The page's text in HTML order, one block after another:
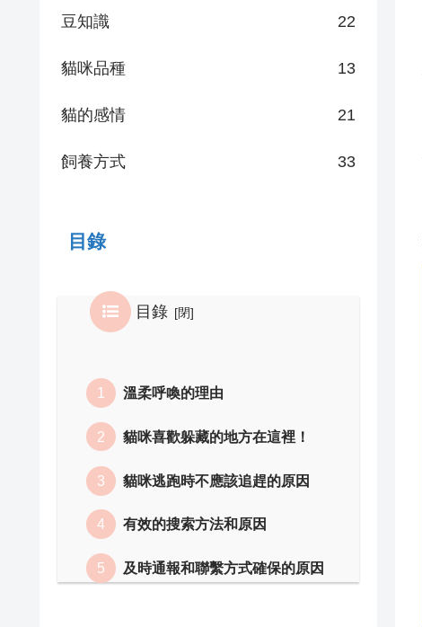
豆知識 22
貓咪品種 13
貓的感情 21
飼養方式 33
目錄
目錄
溫柔呼喚的理由
貓咪喜歡躲藏的地方在這裡！
貓咪逃跑時不應該追趕的原因
有效的搜索方法和原因
及時通報和聯繫方式確保的原因